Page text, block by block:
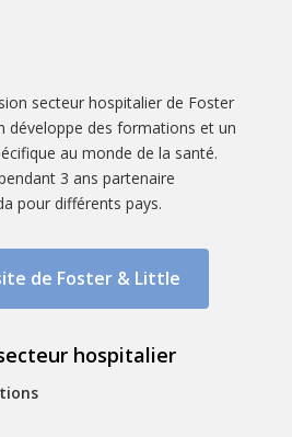
secteur hospitalier de Foster
développe des formations et un
au monde de la santé.
3 ans partenaire
pour différents pays.
de Foster & Little
hospitalier